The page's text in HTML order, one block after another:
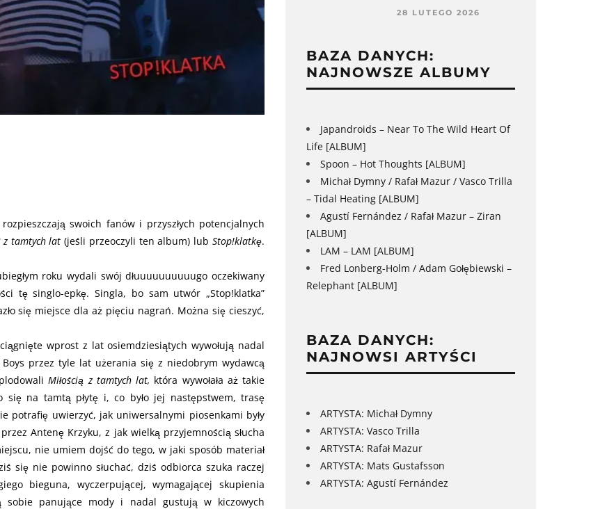
swoich fanów i przyszłych potencjalnych
z tamtych lat (jeśli przeoczyli ten album) lub Stop!klatkę.
roku wydali swój dłuuuuuuuuuugo oczekiwany
tę singlo-epkę. Singla, bo sam utwór „Stop!klatka”
się miejsce dla aż pięciu nagrań. Można się cieszyć,
wprost z lat osiemdziesiątych wywołują nadal
przez tyle lat użerania się z niedobrym wydawcą
Miłością z tamtych lat, która wywołała aż takie
się na tamtą płytę i, co było jej następstwem, trasę
potrafię uwierzyć, jak uniwersalnymi piosenkami były
Antenę Krzyku, z jak wielką przyjemnością słucha
nie umiem dojść do tego, w jaki sposób materiał
się nie powinno słuchać, dziś odbiorca szuka raczej
bieguna, wyczerpującej, wymagającej skupienia
sobie panujące mody i nadal gustują w kiczowych
28 LUTEGO 2026
BAZA DANYCH:
NAJNOWSZE ALBUMY
Japandroids – Near To The Wild Heart Of
Life [ALBUM]
Spoon – Hot Thoughts [ALBUM]
Michał Dymny / Rafał Mazur / Vasco Trilla
– Tidal Heating [ALBUM]
Agustí Fernández / Rafał Mazur – Ziran
[ALBUM]
LAM – LAM [ALBUM]
Fred Lonberg-Holm / Adam Gołębiewski –
Relephant [ALBUM]
BAZA DANYCH:
NAJNOWSI ARTYŚCI
ARTYSTA: Michał Dymny
ARTYSTA: Vasco Trilla
ARTYSTA: Rafał Mazur
ARTYSTA: Mats Gustafsson
ARTYSTA: Agustí Fernández